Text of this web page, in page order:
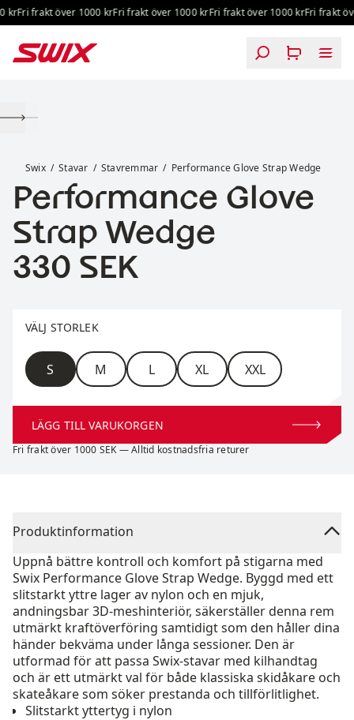
Hoppa till innehåll
Fri frakt över 1000 krFri frakt över 1000 krFri frakt över 1000 krFri frakt
Swix Stavar Stavremmar Performance Glove Strap Wedge
Performance Glove
Strap Wedge
Pris:
330 SEK
Välj storlek
VÄLJ STORLEK
Storlek
S M L XL XXL
LÄGG TILL VARUKORGEN
Fri frakt över 1000 SEK — Alltid kostnadsfria returer
Produktinformation
Uppnå bättre kontroll och komfort på stigarna med
Swix Performance Glove Strap Wedge. Byggd med ett
slitstarkt yttre lager av nylon och en mjuk,
andningsbar 3D-meshinteriör, säkerställer denna rem
utmärkt kraftöverföring samtidigt som den håller dina
händer bekväma under långa sessioner. Den är
utformad för att passa Swix-stavar med kilhandtag
och är ett utmärkt val för både klassiska skidåkare och
skateåkare som söker prestanda och tillförlitlighet.
Slitstarkt yttertyg i nylon